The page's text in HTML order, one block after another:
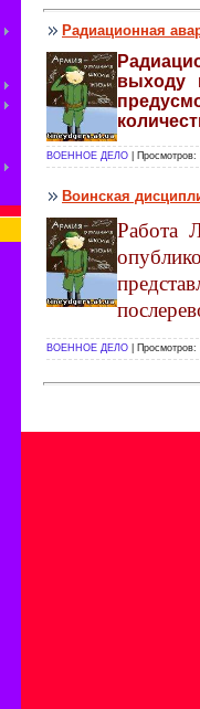
Радиационная
выходу
ВОЕННОЕ ДЕЛО | Просмотров:
Воинская
Работа
ВОЕННОЕ ДЕЛО | Просмотров: